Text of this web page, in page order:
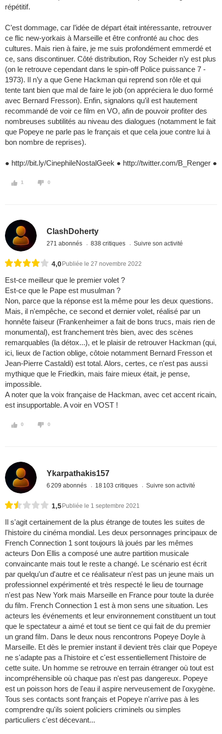
répétitif.
C’est dommage, car l’idée de départ était intéressante, retrouver
ce flic new-yorkais à Marseille et être confronté au choc des
cultures. Mais rien à faire, je me suis profondément emmerdé et
ce, sans discontinuer. Côté distribution, Roy Scheider n’y est plus
(on le retrouve cependant dans le spin-off Police puissance 7 -
1973). Il n’y a que Gene Hackman qui reprend son rôle et qui
tente tant bien que mal de faire le job (on appréciera le duo formé
avec Bernard Fresson). Enfin, signalons qu’il est hautement
recommandé de voir ce film en VO, afin de pouvoir profiter des
nombreuses subtilités au niveau des dialogues (notamment le fait
que Popeye ne parle pas le français et que cela joue contre lui à
bon nombre de reprises).
● http://bit.ly/CinephileNostalGeek ● http://twitter.com/B_Renger ●
1 0
ClashDoherty
271 abonnés 838 critiques Suivre son activité
4,0 Publiée le 27 novembre 2022
Est-ce meilleur que le premier volet ?
Est-ce que le Pape est musulman ?
Non, parce que la réponse est la même pour les deux questions.
Mais, il n'empêche, ce second et dernier volet, réalisé par un
honnête faiseur (Frankenheimer a fait de bons trucs, mais rien de
monumental), est franchement très bien, avec des scènes
remarquables (la détox...), et le plaisir de retrouver Hackman (qui,
ici, lieux de l'action oblige, côtoie notamment Bernard Fresson et
Jean-Pierre Castaldi) est total. Alors, certes, ce n'est pas aussi
mythique que le Friedkin, mais faire mieux était, je pense,
impossible.
A noter que la voix française de Hackman, avec cet accent ricain,
est insupportable. A voir en VOST !
0 0
Ykarpathakis157
6 209 abonnés 18 103 critiques Suivre son activité
1,5 Publiée le 1 septembre 2021
Il s'agit certainement de la plus étrange de toutes les suites de
l'histoire du cinéma mondial. Les deux personnages principaux de
French Connection 1 sont toujours là joués par les mêmes
acteurs Don Ellis a composé une autre partition musicale
convaincante mais tout le reste a changé. Le scénario est écrit
par quelqu'un d'autre et ce réalisateur n'est pas un jeune mais un
professionnel expérimenté et très respecté le lieu de tournage
n'est pas New York mais Marseille en France pour toute la durée
du film. French Connection 1 est à mon sens une situation. Les
acteurs les événements et leur environnement constituent un tout
que le spectateur a aimé et tout se tient ce qui fait de du premier
un grand film. Dans le deux nous rencontrons Popeye Doyle à
Marseille. Et dès le premier instant il devient très clair que Popeye
ne s'adapte pas a l'histoire et c'est essentiellement l'histoire de
cette suite. Un homme se retrouve en terrain étranger où tout est
incompréhensible où chaque pas n'est pas dangereux. Popeye
est un poisson hors de l'eau il aspire nerveusement de l'oxygène.
Tous ses contacts sont français et Popeye n'arrive pas à les
comprendre qu'ils soient policiers criminels ou simples
particuliers c'est décevant...